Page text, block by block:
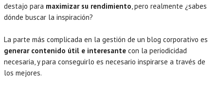
destajo para maximizar su rendimiento, pero realmente ¿sabes
dónde buscar la inspiración?
La parte más complicada en la gestión de un blog corporativo es
generar contenido útil e interesante con la periodicidad
necesaria, y para conseguirlo es necesario inspirarse a través de
los mejores.